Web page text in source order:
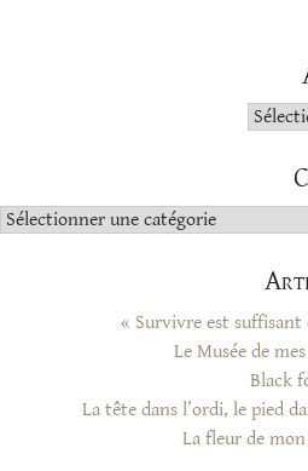
Catégories
« Survivre est
Le Musée de
Black
La tête dans l’ordi, le pied
La fleur de